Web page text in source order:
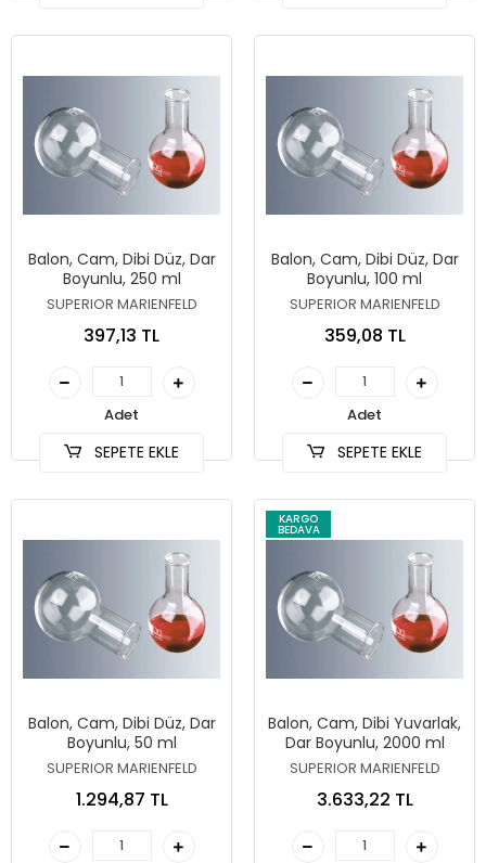
Balon, Cam, Dibi Düz, Dar
Boyunlu, 250 ml
SUPERIOR MARIENFELD
397,13 TL
Adet
SEPETE EKLE
Balon, Cam, Dibi Düz, Dar
Boyunlu, 100 ml
SUPERIOR MARIENFELD
359,08 TL
Adet
SEPETE EKLE
Balon, Cam, Dibi Düz, Dar
Boyunlu, 50 ml
SUPERIOR MARIENFELD
1.294,87 TL
KARGO
BEDAVA
Balon, Cam, Dibi Yuvarlak,
Dar Boyunlu, 2000 ml
SUPERIOR MARIENFELD
3.633,22 TL